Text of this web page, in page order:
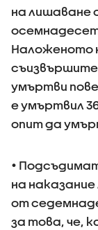
на лишаване
Наложеното
умъртви
е умъртвил
опит да
•
на
от
за това, че,